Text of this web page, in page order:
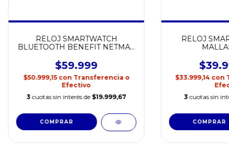
RELOJ SMARTWATCH
BLUETOOTH BENEFIT NETMAK
$59.999
$50.999,15 con Transferencia o
Efectivo
3 cuotas sin interés de $19.999,67
RELOJ
$33.999,14 con
3 cuotas sin